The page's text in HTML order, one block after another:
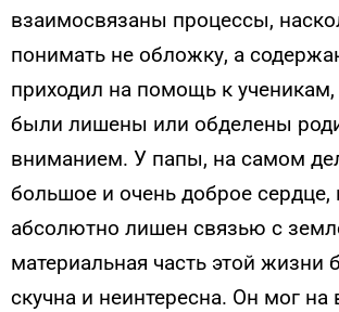
взаимосвязаны процессы,
понимать не обложку, а
приходил на помощь к
были лишены или обделены
вниманием. У папы, на самом
большое и очень доброе
абсолютно лишен связью с
материальная часть этой жизни
скучна и неинтересна. Он мог на